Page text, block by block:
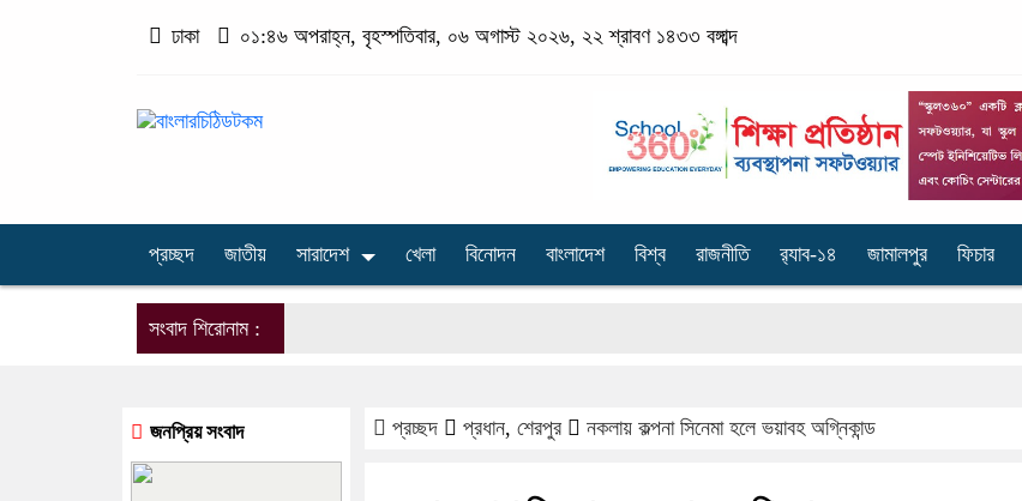
ঢাকা ০১:৪৬ অপরাহ্ন, বৃহস্পতিবার, ০৬ অগাস্ট ২০২৬, ২২ শ্রাবণ ১৪৩৩ বঙ্গাব্দ
প্রচ্ছদ জাতীয় সারাদেশ খেলা বিনোদন বাংলাদেশ বিশ্ব রাজনীতি র‌্যাব-১৪ জামালপুর ফিচার
সংবাদ শিরোনাম :
প্রচ্ছদ প্রধান, শেরপুর নকলায় কল্পনা সিনেমা হলে ভয়াবহ অগ্নিকান্ড
জনপ্রিয় সংবাদ